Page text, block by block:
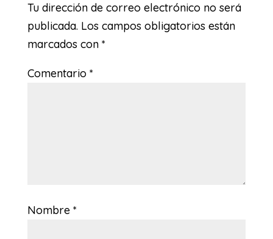
Tu dirección de correo electrónico no será
publicada. Los campos obligatorios están
marcados con *
Comentario *
Nombre *